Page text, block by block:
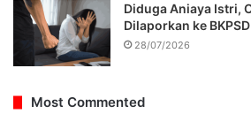
Diduga Aniaya Istri,
Dilaporkan ke
28/07/2026
Most Commented